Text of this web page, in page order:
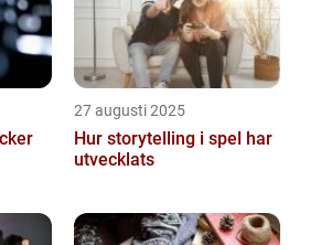
27 augusti 2025
Hur storytelling i spel har
utvecklats